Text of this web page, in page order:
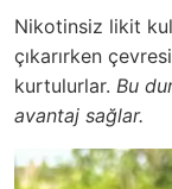
Nikotinsiz likit
çıkarırken
kurtulurlar. Bu
avantaj sağlar.